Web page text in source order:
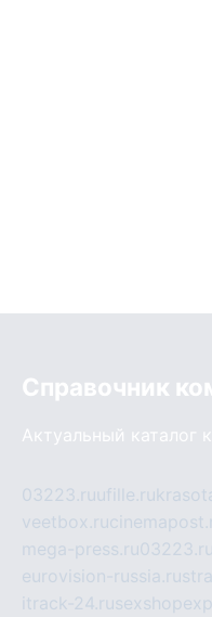
Справочник
Актуальный каталог
03223.ruufille.ru
veetbox.ru
mega-press.ru03223.ru
eurovision-russia.ru
itrack-24.ru